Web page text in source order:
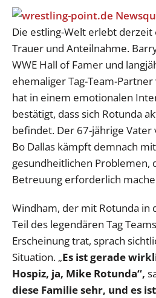
Die estling-Welt erlebt
Trauer und Anteilnahme.
WWE Hall of Famer und
ehemaliger Tag-Team-
hat in einem emotionalen
bestätigt, dass sich Rotunda
befindet. Der 67-jährige Vater
Bo Dallas kämpft demnach
gesundheitlichen Problemen,
Betreuung erforderlich
Windham, der mit Rotunda in
Teil des legendären Tag
Erscheinung trat, sprach
Situation. „Es ist gerade
Hospiz, ja, Mike Rotunda“,
diese Familie sehr, und es